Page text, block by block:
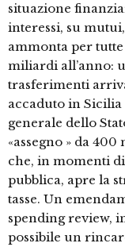
situazione
interessi, su
ammonta per
miliardi all’anno:
trasferimenti
accaduto in
generale dello
«assegno » da
che, in momenti
pubblica, apre la
tasse. Un
spending review,
possibile un